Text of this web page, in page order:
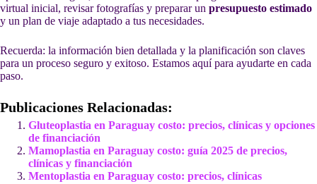
virtual inicial, revisar fotografías y preparar un presupuesto estimado
y un plan de viaje adaptado a tus necesidades.
Recuerda: la información bien detallada y la planificación son claves
para un proceso seguro y exitoso. Estamos aquí para ayudarte en cada
paso.
Publicaciones Relacionadas:
Gluteoplastia en Paraguay costo: precios, clínicas y opciones
de financiación
Mamoplastia en Paraguay costo: guía 2025 de precios,
clínicas y financiación
Mentoplastia en Paraguay costo: precios, clínicas